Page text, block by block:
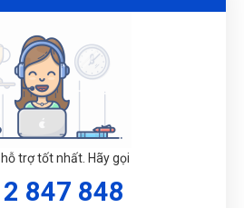
trước)
nhanh chóng lắm luôn
trợ tốt nhất. Hãy gọi
847 848